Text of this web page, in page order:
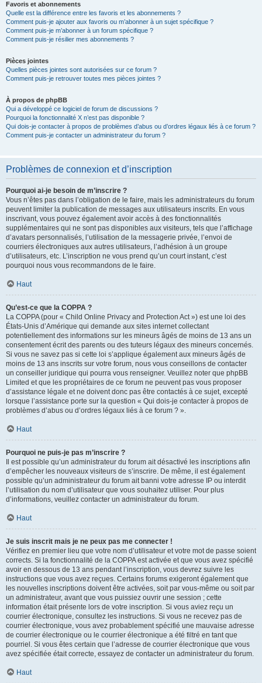
Favoris et abonnements
Quelle est la différence entre les favoris et les abonnements ?
Comment puis-je ajouter aux favoris ou m’abonner à un sujet spécifique ?
Comment puis-je m’abonner à un forum spécifique ?
Comment puis-je résilier mes abonnements ?
Pièces jointes
Quelles pièces jointes sont autorisées sur ce forum ?
Comment puis-je retrouver toutes mes pièces jointes ?
À propos de phpBB
Qui a développé ce logiciel de forum de discussions ?
Pourquoi la fonctionnalité X n’est pas disponible ?
Qui dois-je contacter à propos de problèmes d’abus ou d’ordres légaux liés à ce forum ?
Comment puis-je contacter un administrateur du forum ?
Problèmes de connexion et d’inscription
Pourquoi ai-je besoin de m’inscrire ?
Vous n’êtes pas dans l’obligation de le faire, mais les administrateurs du forum
peuvent limiter la publication de messages aux utilisateurs inscrits. En vous
inscrivant, vous pouvez également avoir accès à des fonctionnalités
supplémentaires qui ne sont pas disponibles aux visiteurs, tels que l’affichage
d’avatars personnalisés, l’utilisation de la messagerie privée, l’envoi de
courriers électroniques aux autres utilisateurs, l’adhésion à un groupe
d’utilisateurs, etc. L’inscription ne vous prend qu’un court instant, c’est
pourquoi nous vous recommandons de le faire.
Haut
Qu’est-ce que la COPPA ?
La COPPA (pour « Child Online Privacy and Protection Act ») est une loi des
États-Unis d’Amérique qui demande aux sites internet collectant
potentiellement des informations sur les mineurs âgés de moins de 13 ans un
consentement écrit des parents ou des tuteurs légaux des mineurs concernés.
Si vous ne savez pas si cette loi s’applique également aux mineurs âgés de
moins de 13 ans inscrits sur votre forum, nous vous conseillons de contacter
un conseiller juridique qui pourra vous renseigner. Veuillez noter que phpBB
Limited et que les propriétaires de ce forum ne peuvent pas vous proposer
d’assistance légale et ne doivent donc pas être contactés à ce sujet, excepté
lorsque l’assistance porte sur la question « Qui dois-je contacter à propos de
problèmes d’abus ou d’ordres légaux liés à ce forum ? ».
Haut
Pourquoi ne puis-je pas m’inscrire ?
Il est possible qu’un administrateur du forum ait désactivé les inscriptions afin
d’empêcher les nouveaux visiteurs de s’inscrire. De même, il est également
possible qu’un administrateur du forum ait banni votre adresse IP ou interdit
l’utilisation du nom d’utilisateur que vous souhaitez utiliser. Pour plus
d’informations, veuillez contacter un administrateur du forum.
Haut
Je suis inscrit mais je ne peux pas me connecter !
Vérifiez en premier lieu que votre nom d’utilisateur et votre mot de passe soient
corrects. Si la fonctionnalité de la COPPA est activée et que vous avez spécifié
avoir en dessous de 13 ans pendant l’inscription, vous devrez suivre les
instructions que vous avez reçues. Certains forums exigeront également que
les nouvelles inscriptions doivent être activées, soit par vous-même ou soit par
un administrateur, avant que vous puissiez ouvrir une session ; cette
information était présente lors de votre inscription. Si vous aviez reçu un
courrier électronique, consultez les instructions. Si vous ne recevez pas de
courrier électronique, vous avez probablement spécifié une mauvaise adresse
de courrier électronique ou le courrier électronique a été filtré en tant que
pourriel. Si vous êtes certain que l’adresse de courrier électronique que vous
avez spécifiée était correcte, essayez de contacter un administrateur du forum.
Haut